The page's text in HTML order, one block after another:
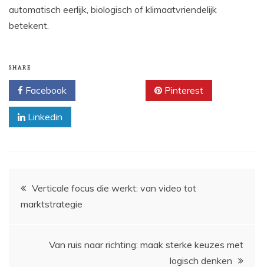
automatisch eerlijk, biologisch of klimaatvriendelijk
betekent.
SHARE
Facebook Pinterest
Linkedin
Post
navigation
Verticale focus die werkt: van video tot
marktstrategie
Van ruis naar richting: maak sterke keuzes met
logisch denken